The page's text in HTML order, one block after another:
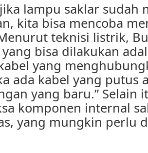
lampu saklar sudah
kita bisa mencoba
teknisi listrik,
bisa dilakukan
yang
ada kabel yang putus
yang baru.” Selain
komponen internal
yang mungkin perlu